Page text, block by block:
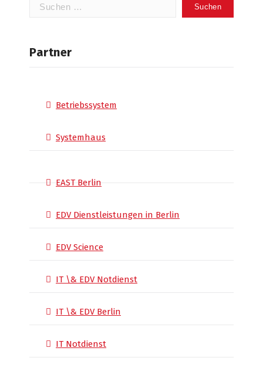
Partner
Betriebssystem
Systemhaus
EAST Berlin
EDV Dienstleistungen in Berlin
EDV Science
IT \& EDV Notdienst
IT \& EDV Berlin
IT Notdienst